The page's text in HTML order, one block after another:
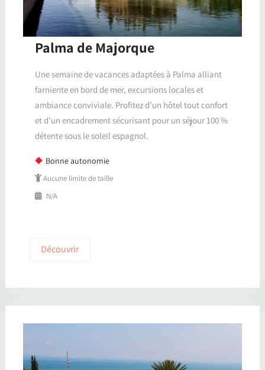
Palma de Majorque
Une semaine de vacances adaptées à Palma alliant
farniente en bord de mer, excursions locales et
ambiance conviviale. Profitez d’un hôtel tout confort
et d’un encadrement sécurisant pour un séjour 100 %
détente sous le soleil espagnol.
Bonne autonomie
Aucune limite de taille
N/A
Découvrir